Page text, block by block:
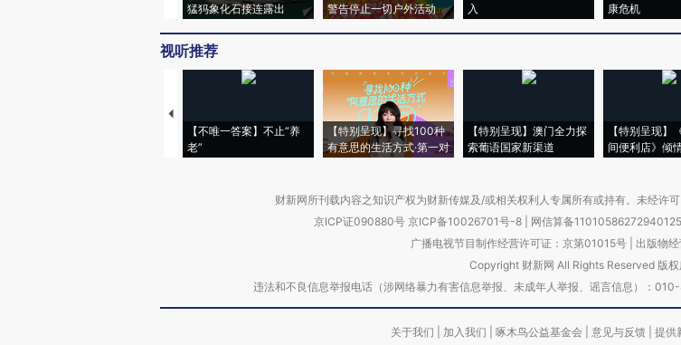
猛犸象化石接连露出
警告停止一切户外活动
入
康危机
视听推荐
【不唯一答案】不止“养
老”
【特别呈现】寻找100种
有意思的生活方式·第一对
【特别呈现】澳门全力探
索葡语国家新渠道
【特别呈现】
间便利店》倾
财新网所刊载内容之知识产权为财新传媒及/或相关权利人专属所有或持有。未经许
京ICP证090880号 京ICP备10026701号-8 网信算备
广播电视节目制作经营许可证：京第01015号| 出版物
Copyright 财新网 All Rights Reserved 版权
违法和不良信息举报电话（涉网络暴力有害信息举报、未成年人举报、谣言信息）：
关于我们 加入我们 啄木鸟公益基金会 意见与反馈 提供